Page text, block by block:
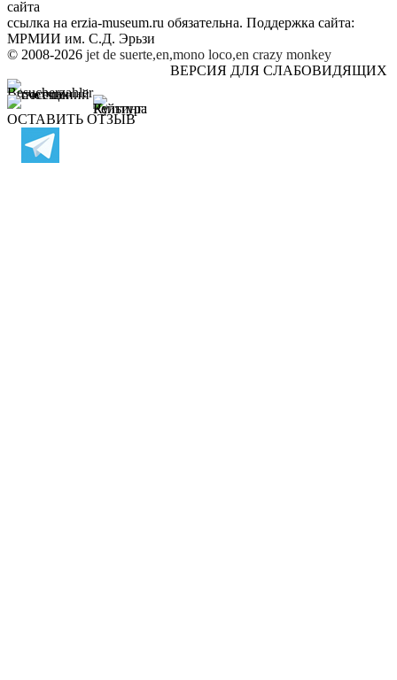
сайта
ссылка на erzia-museum.ru обязательна. Поддержка сайта:
МРМИИ им. С.Д. Эрьзи
© 2008-2026 jet de suerte,en,mono loco,en crazy monkey
ВЕРСИЯ ДЛЯ СЛАБОВИДЯЩИХ
ОСТАВИТЬ ОТЗЫВ